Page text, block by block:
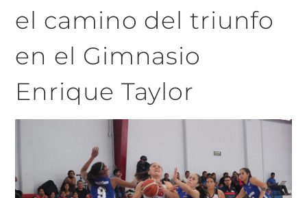
el camino del triunfo
en el Gimnasio
Enrique Taylor